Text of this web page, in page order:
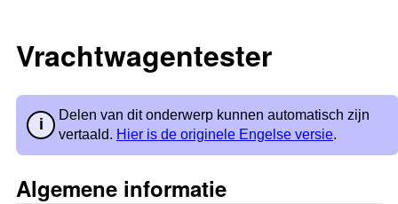
Vrachtwagentester
Delen van dit onderwerp kunnen automatisch zijn
vertaald. Hier is de originele Engelse versie.
Algemene informatie